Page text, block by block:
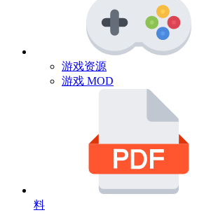
游戏资源
游戏 MOD
料